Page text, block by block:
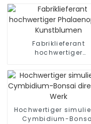
Fabriklieferant
hochwertiger
Kunstblumen
Hochwertiger
Cymbidium-